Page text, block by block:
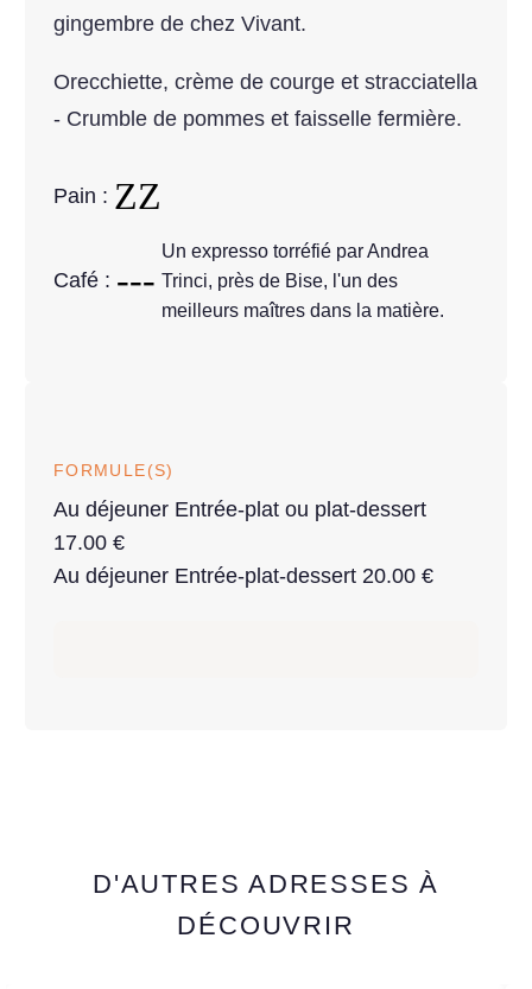
gingembre de chez Vivant.
Orecchiette, crème de courge et stracciatella
- Crumble de pommes et faisselle fermière.
Pain :
Café :
Un expresso torréfié par Andrea
Trinci, près de Bise, l'un des
meilleurs maîtres dans la matière.
FORMULE(S)
Au déjeuner Entrée-plat ou plat-dessert
17.00 €
Au déjeuner Entrée-plat-dessert 20.00 €
D'AUTRES ADRESSES À
DÉCOUVRIR